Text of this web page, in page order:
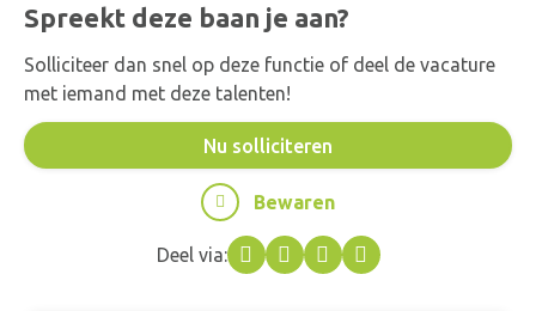
Spreekt deze baan je aan?
Solliciteer dan snel op deze functie of deel de vacature
met iemand met deze talenten!
Deel via: Facebook
TwitterLinkedInWhatsApp
Nu solliciteren
Bewaren